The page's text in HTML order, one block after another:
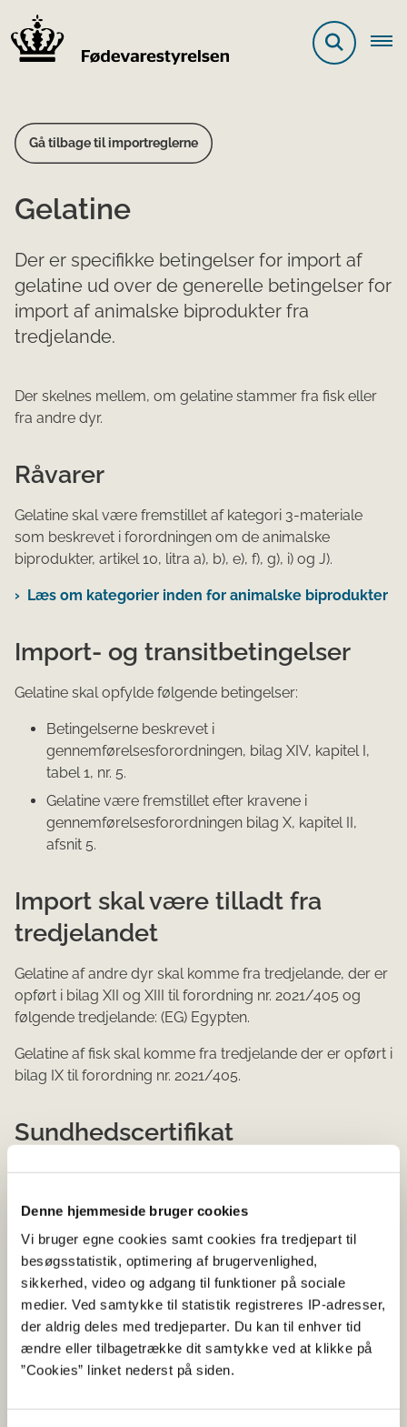
Denne hjemmeside bruger cookies
Vi bruger egne cookies samt cookies fra tredjepart til
besøgsstatistik, optimering af brugervenlighed,
sikkerhed, video og adgang til funktioner på sociale
medier. Ved samtykke til statistik registreres IP-adresser,
der aldrig deles med tredjeparter. Du kan til enhver tid
ændre eller tilbagetrække dit samtykke ved at klikke på
”Cookies” linket nederst på siden.
Gå tilbage til importreglerne
Gelatine
Der er specifikke betingelser for import af
gelatine ud over de generelle betingelser for
import af animalske biprodukter fra
tredjelande.
Der skelnes mellem, om gelatine stammer fra fisk eller
fra andre dyr.
Råvarer
Gelatine skal være fremstillet af kategori 3-materiale
som beskrevet i forordningen om de animalske
biprodukter, artikel 10, litra a), b), e), f), g), i) og J).
Læs om kategorier inden for animalske biprodukter
Import- og transitbetingelser
Gelatine skal opfylde følgende betingelser:
Betingelserne beskrevet i
gennemførelsesforordningen, bilag XIV, kapitel I,
tabel 1, nr. 5.
Gelatine være fremstillet efter kravene i
gennemførelsesforordningen bilag X, kapitel II,
afsnit 5.​
Import skal være tilladt fra
tredjelandet
Gelatine af andre dyr skal komme fra tredjelande, der er
opført i bilag XII og XIII til forordning nr. 2021/405 og
følgende tredjelande: (EG) Egypten​.
​Gelatine af fisk skal komme fra tredjelande der er opført i
bilag IX til forordning nr. 2021/405.​
Sundhedscertifikat
Import fra tredjelande af gelatine kræver et
sundhedscertifikatet under transporten til det EU-god​
kendte grænsekontrolsted, hvor veterinærkontrollen
finder sted.
Certifikatet skal være i overensstemmelse med denne
model i gennemførelsesforordningen: Bilag XV, kapitel
Lovstof